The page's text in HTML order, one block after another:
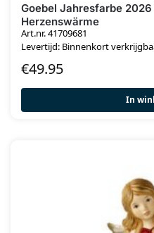
Goebel Jahresfarbe
Herzenswärme
Art.nr. 41709681
Levertijd: Binnenkort
€49.95
In